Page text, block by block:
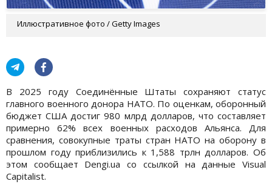
Иллюстративное фото / Getty Images
В 2025 году Соединённые Штаты сохраняют статус
главного военного донора НАТО. По оценкам, оборонный
бюджет США достиг 980 млрд долларов, что составляет
примерно 62% всех военных расходов Альянса. Для
сравнения, совокупные траты стран НАТО на оборону в
прошлом году приблизились к 1,588 трлн долларов. Об
этом сообщает Dengi.ua со ссылкой на данные Visual
Capitalist.